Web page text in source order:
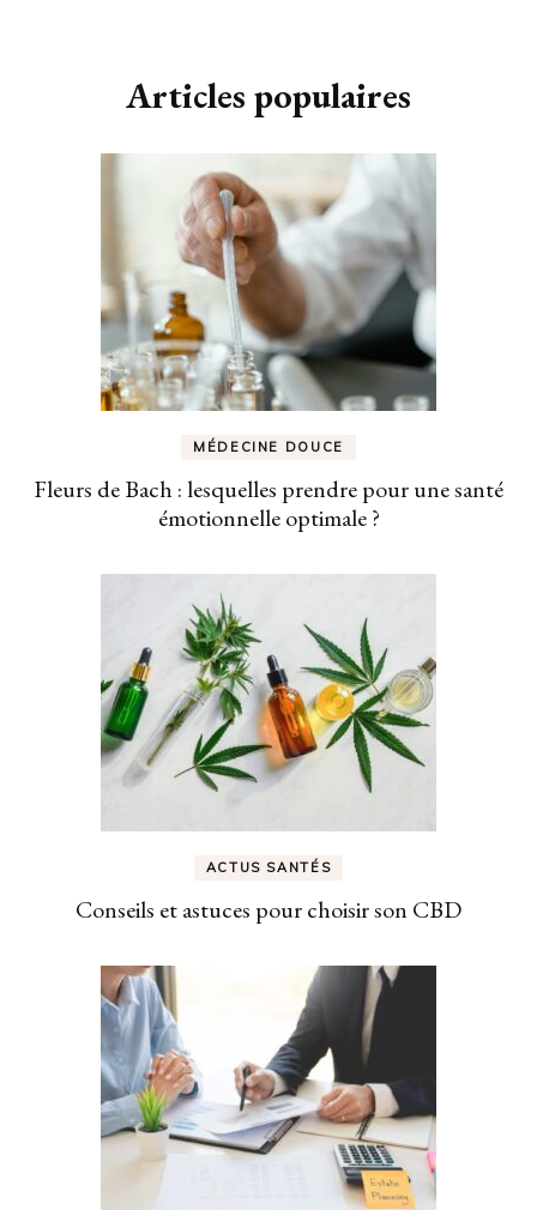
Articles populaires
MÉDECINE DOUCE
Fleurs de Bach : lesquelles prendre pour une santé
émotionnelle optimale ?
ACTUS SANTÉS
Conseils et astuces pour choisir son CBD